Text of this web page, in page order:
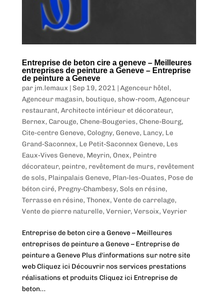
Entreprise de beton cire a geneve – Meilleures
entreprises de peinture a Geneve – Entreprise
de peinture a Geneve
par jm.lemaux |Sep 19, 2021 |Agenceur hôtel,
Agenceur magasin, boutique, show-room, Agenceur
restaurant, Architecte intérieur et décorateur,
Bernex, Carouge, Chene-Bougeries, Chene-Bourg,
Cite-centre Geneve, Cologny, Geneve, Lancy, Le
Grand-Saconnex, Le Petit-Saconnex Geneve, Les
Eaux-Vives Geneve, Meyrin, Onex, Peintre
décorateur, peintre, revêtement de murs, revêtement
de sols, Plainpalais Geneve, Plan-les-Ouates, Pose de
béton ciré, Pregny-Chambesy, Sols en résine,
Terrasse en résine, Thonex, Vente de carrelage,
Vente de pierre naturelle, Vernier, Versoix, Veyrier
Entreprise de beton cire a Geneve – Meilleures
entreprises de peinture a Geneve – Entreprise de
peinture a Geneve Plus d'informations sur notre site
web Cliquez ici Découvrir nos services prestations
réalisations et produits Cliquez ici Entreprise de
beton...